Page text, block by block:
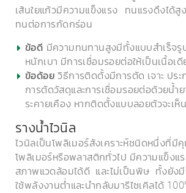
เส้นใยแก้วมีความแข็งแรง ทนแรงดึงได้
ทนต่อการกัดกร่อน
ข้อดี มีความทนทานสูงมีทั้งแบบสำเร็จรู
หนักเบา มีการเชื่อมรอยต่อให้เป็นเนื้อเ
ข้อด้อย วิธีการติดตั้งมีการตัด เจาะ ปร
การตัดวัสดุและการเชื่อมรอยต่อด้วยน้ำย
ระคายเคือง หากติดตั้งแบบลอยตัวจะเห็
รางน้ำไวนิล
ไวนิลเป็นโพลิเมอร์สังเคราะห์ชนิดหนึ่งที่
โพลิเมอร์หรือพลาสติกทั่วไป มีความแข็งแ
สภาพแวดล้อมได้ดี และไม่เป็นพิษ ทั้งยัง
ใช้พลังงานต่ำและนำกลับมารีไซเคิลได้